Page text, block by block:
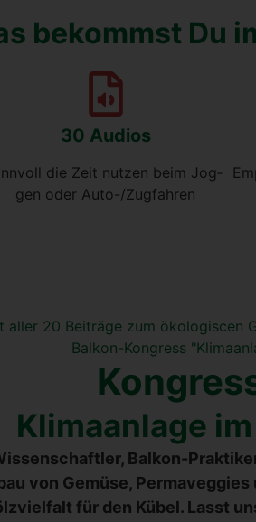
bekommst Du
30 Audi­os
die Zeit nut­zen beim Jog­
gen oder Auto-/Zug­fah­ren
Kli­ma­an­la­ge
Bal­kon-
von Gemü­se,
für den Kübel. Lasst